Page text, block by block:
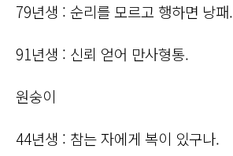
79년생 : 순리를 모르고 행하면 낭패.
91년생 : 신뢰 얻어 만사형통.
원숭이
44년생 : 참는 자에게 복이 있구나.